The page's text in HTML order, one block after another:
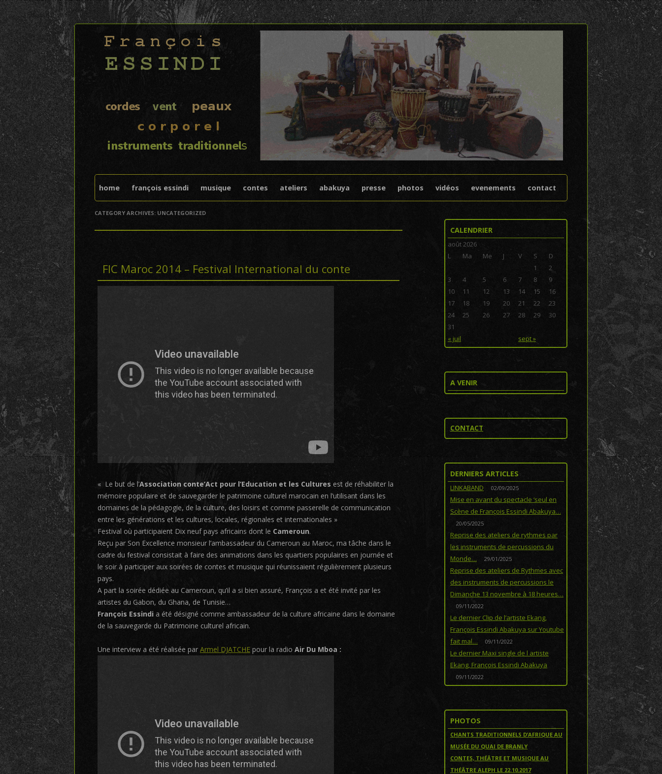
FRANÇOIS ESSINDI
Skip to content
home
françois essindi musique contes ateliers abakuya presse photos vidéos evenements contact
CATEGORY ARCHIVES: UNCATEGORIZED
FIC Maroc 2014 – Festival International du conte
« Le but de l’Association conte’Act pour l’Education et les Cultures est de réhabiliter la
mémoire populaire et de sauvegarder le patrimoine culturel marocain en l’utilisant dans les
domaines de la pédagogie, de la culture, des loisirs et comme passerelle de communication
entre les générations et les cultures, locales, régionales et internationales »
Festival où participaient Dix neuf pays africains dont le Cameroun.
Reçu par Son Excellence monsieur l’ambassadeur du Cameroun au Maroc, ma tâche dans le
cadre du festival consistait à faire des animations dans les quartiers populaires en journée et
le soir à participer aux soirées de contes et musique qui réunissaient régulièrement plusieurs
pays.
A part la soirée dédiée au Cameroun, qu’il a si bien assuré, François a et été invité par les
artistes du Gabon, du Ghana, de Tunisie…
François Essindia été désigné comme ambassadeur de la culture africaine dans le domaine
de la sauvegarde du Patrimoine culturel africain.
Une interview a été réalisée par Armel DJATCHEpour la radio Air Du Mboa :
CALENDRIER
août 2026
L
Ma Me J V S D
« juil sept »
1
2
3
4 5 6 7 8
9
10
11 12 13 14 15
16
17
18 19 20 21 22
23
24
25 26 27 28 29
30
31
A VENIR
CONTACT
DERNIERS ARTICLES
LINKABAND 02/09/2025
Mise en avant du spectacle ‘seul en
Scène de François Essindi Abakuya…
20/05/2025
Reprise des ateliers de rythmes par
les instruments de percussions du
Monde…
29/01/2025
Reprise des ateliers de Rythmes avec
des instruments de percussions le
Dimanche 13 novembre à 18 heures…
09/11/2022
Le dernier Clip de l’artiste Ekang,
François Essindi Abakuya sur Youtube
fait mal…
09/11/2022
Le dernier Maxi single de l artiste
Ekang, François Essindi Abakuya
09/11/2022
PHOTOS
CHANTS TRADITIONNELS D’AFRIQUE AU
MUSÉE DU QUAI DE BRANLY
CONTES, THÉÂTRE ET MUSIQUE AU
THÉÂTRE ALEPH LE 22.10.2017